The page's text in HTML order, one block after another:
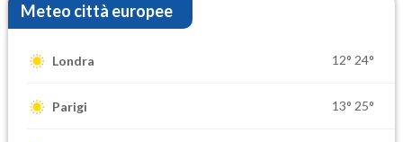
Meteo città europee
Londra 12° 24°
Parigi 13° 25°